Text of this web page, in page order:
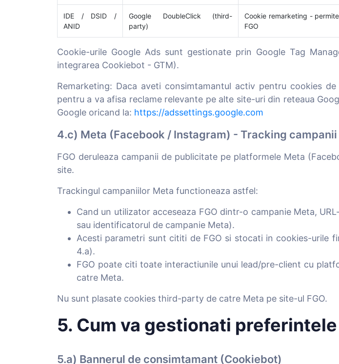
IDE / DSID /
ANID
Google DoubleClick (third-
party)
Cookie remarketing -
FGO
Cookie-urile Google Ads sunt gestionate prin Google Tag
integrarea Cookiebot - GTM).
Remarketing: Daca aveti consimtamantul activ pentru cookies
pentru a va afisa reclame relevante pe alte site-uri din reteaua
Google oricand la: https://adssettings.google.com
4.c) Meta (Facebook / Instagram) - Tracking campanii
FGO deruleaza campanii de publicitate pe platformele Meta
site.
Trackingul campaniilor Meta functioneaza astfel:
Cand un utilizator acceseaza FGO dintr-o campanie Meta,
sau identificatorul de campanie Meta).
Acesti parametri sunt cititi de FGO si stocati in cookies-urile
4.a).
FGO poate citi toate interactiunile unui lead/pre-client cu
catre Meta.
Nu sunt plasate cookies third-party de catre Meta pe site-ul FGO.
5. Cum va gestionati
5.a) Bannerul de consimtamant (Cookiebot)